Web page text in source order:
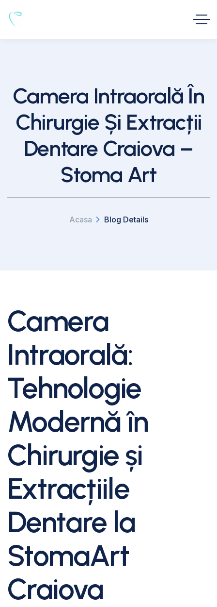
Camera Intraorală În
Chirurgie Și Extracții
Dentare Craiova –
Stoma Art
Acasa Blog Details
Camera
Intraorală:
Tehnologie
Modernă în
Chirurgie și
Extracțiile
Dentare la
StomaArt
Craiova